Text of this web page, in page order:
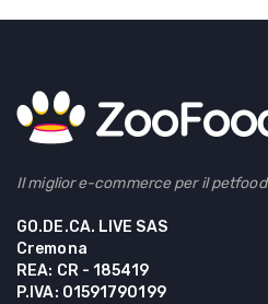
Il miglior e-commerce per il petfood
GO.DE.CA. LIVE SAS
Cremona
REA: CR - 185419
P.IVA: 01591790199